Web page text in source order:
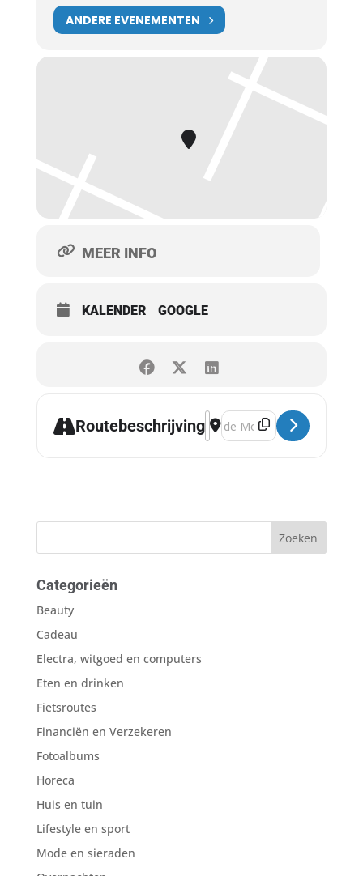
ANDERE EVENEMENTEN
MEER INFO
KALENDER GOOGLE
RoutebeschrijvingAddress - Emsterfeest
Destination Address -
Categorieën
Beauty
Cadeau
Electra, witgoed en computers
Eten en drinken
Fietsroutes
Financiën en Verzekeren
Fotoalbums
Horeca
Huis en tuin
Lifestyle en sport
Mode en sieraden